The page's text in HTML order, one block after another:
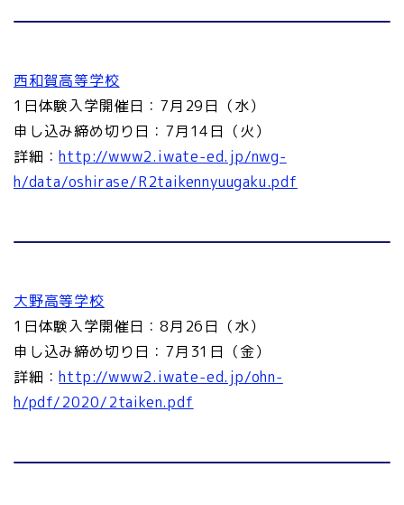
西和賀高等学校
1日体験入学開催日：7月29日（水）
申し込み締め切り日：7月14日（火）
詳細：http://www2.iwate-ed.jp/nwg-
h/data/oshirase/R2taikennyuugaku.pdf
大野高等学校
1日体験入学開催日：8月26日（水）
申し込み締め切り日：7月31日（金）
詳細：http://www2.iwate-ed.jp/ohn-
h/pdf/2020/2taiken.pdf